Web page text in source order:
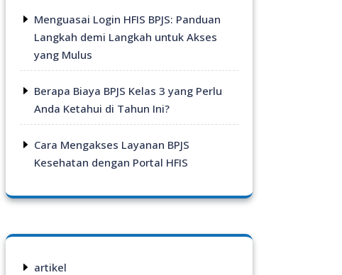
Menguasai Login HFIS BPJS: Panduan
Langkah demi Langkah untuk Akses
yang Mulus
Berapa Biaya BPJS Kelas 3 yang Perlu
Anda Ketahui di Tahun Ini?
Cara Mengakses Layanan BPJS
Kesehatan dengan Portal HFIS
artikel